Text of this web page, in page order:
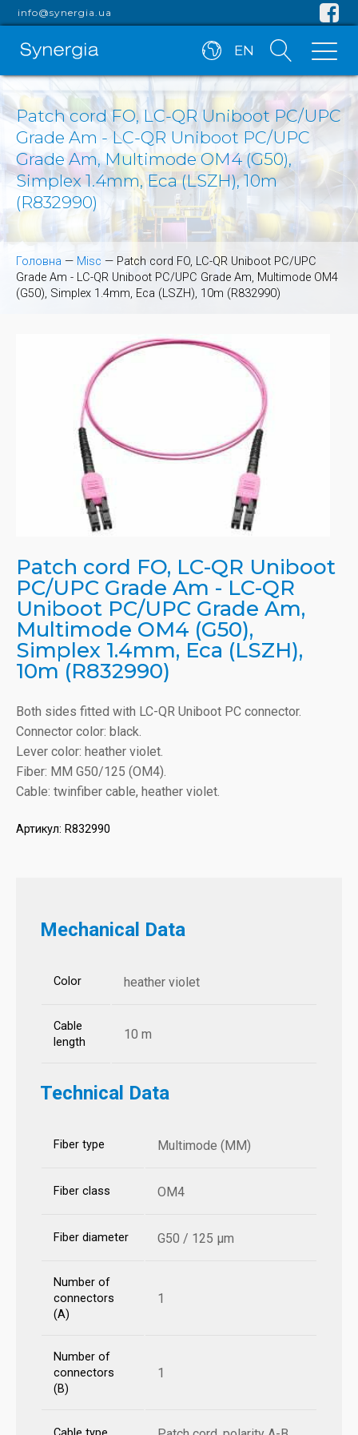
info@synergia.ua
EN
Patch cord FO, LC-QR Uniboot PC/UPC
Grade Am - LC-QR Uniboot PC/UPC
Grade Am, Multimode OM4 (G50),
Simplex 1.4mm, Eca (LSZH), 10m
(R832990)
Головна — Misc — Patch cord FO, LC-QR Uniboot PC/UPC
Grade Am - LC-QR Uniboot PC/UPC Grade Am, Multimode OM4
(G50), Simplex 1.4mm, Eca (LSZH), 10m (R832990)
Patch cord FO, LC-QR Uniboot
PC/UPC Grade Am - LC-QR
Uniboot PC/UPC Grade Am,
Multimode OM4 (G50),
Simplex 1.4mm, Eca (LSZH),
10m (R832990)
Both sides fitted with LC-QR Uniboot PC connector.
Connector color: black.
Lever color: heather violet.
Fiber: MM G50/125 (OM4).
Cable: twinfiber cable, heather violet.
Артикул: R832990
Mechanical Data
Color heather violet
Cable
length
10 m
Technical Data
Fiber type Multimode (MM)
Fiber class OM4
Fiber diameter G50 / 125 µm
Number of
connectors
(A)
1
Number of
connectors
(B)
1